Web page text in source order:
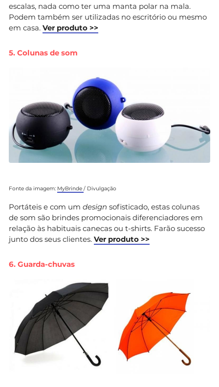
escalas, nada como ter uma manta polar na mala.
Podem também ser utilizadas no escritório ou mesmo
em casa. Ver produto >>
5. Colunas de som
Fonte da imagem: MyBrinde / Divulgação
Portáteis e com um design sofisticado, estas colunas
de som são brindes promocionais diferenciadores em
relação às habituais canecas ou t-shirts. Farão sucesso
junto dos seus clientes. Ver produto >>
6. Guarda-chuvas